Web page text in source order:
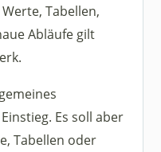
Tabellen,
Abläufe gilt
Es soll aber
Tabellen oder